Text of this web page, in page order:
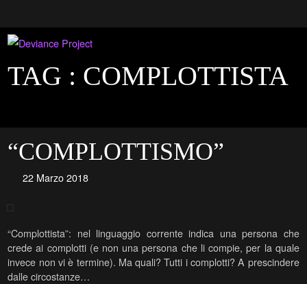
TAG : COMPLOTTISTA
“COMPLOTTISMO”
22 Marzo 2018
“Complottista”: nel linguaggio corrente indica una persona che
crede ai complotti (e non una persona che li compie, per la quale
invece non vi è termine). Ma quali? Tutti i complotti? A prescindere
dalle circostanze…